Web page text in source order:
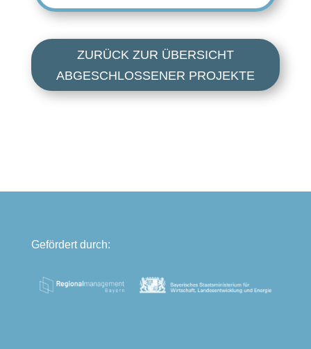
ZURÜCK ZUR ÜBERSICHT
ABGESCHLOSSENER PROJEKTE
Gefördert durch: